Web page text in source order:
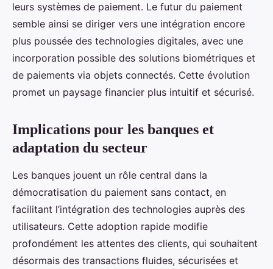
leurs systèmes de paiement. Le futur du paiement
semble ainsi se diriger vers une intégration encore
plus poussée des technologies digitales, avec une
incorporation possible des solutions biométriques et
de paiements via objets connectés. Cette évolution
promet un paysage financier plus intuitif et sécurisé.
Implications pour les banques et
adaptation du secteur
Les banques jouent un rôle central dans la
démocratisation du paiement sans contact, en
facilitant l’intégration des technologies auprès des
utilisateurs. Cette adoption rapide modifie
profondément les attentes des clients, qui souhaitent
désormais des transactions fluides, sécurisées et